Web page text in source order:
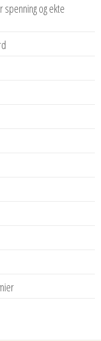
og ekte